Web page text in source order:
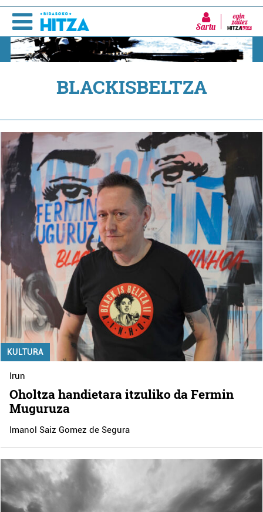
Sartu
BLACKISBELTZA
KULTURA
Irun
Oholtza handietara itzuliko da Fermin
Muguruza
Imanol Saiz Gomez de Segura